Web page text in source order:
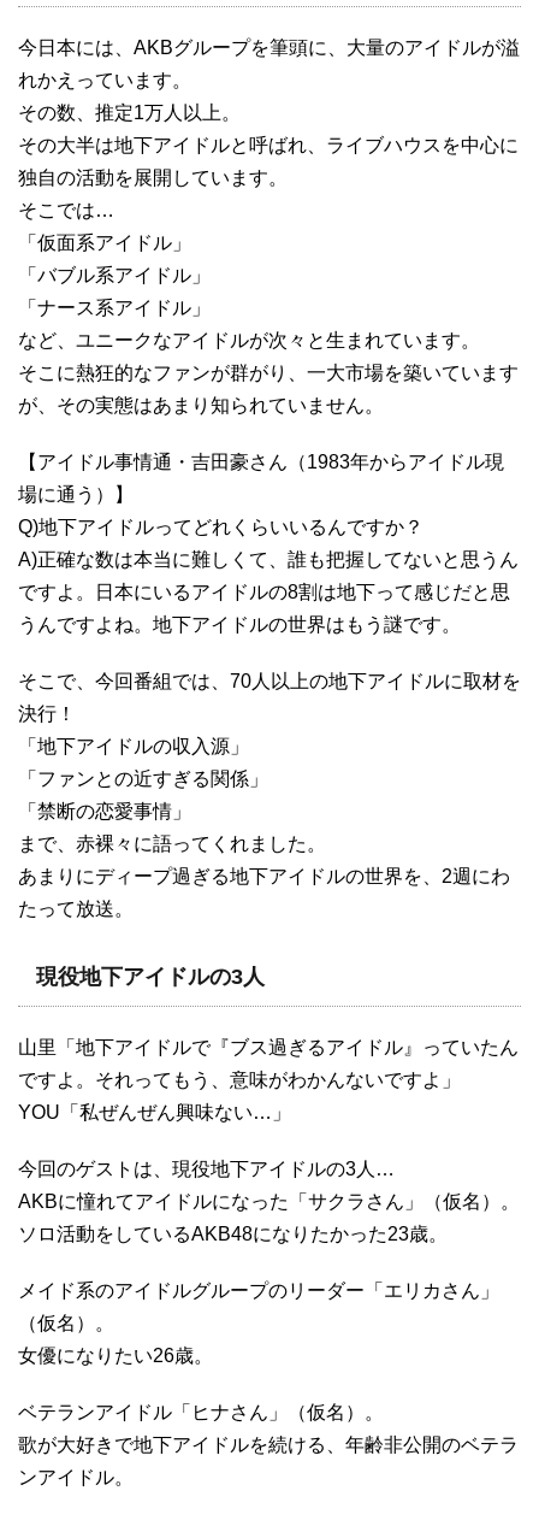
今日本には、AKBグループを筆頭に、大量のアイドルが溢
れかえっています。
その数、推定1万人以上。
その大半は地下アイドルと呼ばれ、ライブハウスを中心に
独自の活動を展開しています。
そこでは…
「仮面系アイドル」
「バブル系アイドル」
「ナース系アイドル」
など、ユニークなアイドルが次々と生まれています。
そこに熱狂的なファンが群がり、一大市場を築いています
が、その実態はあまり知られていません。
【アイドル事情通・吉田豪さん（1983年からアイドル現
場に通う）】
Q)地下アイドルってどれくらいいるんですか？
A)正確な数は本当に難しくて、誰も把握してないと思うん
ですよ。日本にいるアイドルの8割は地下って感じだと思
うんですよね。地下アイドルの世界はもう謎です。
そこで、今回番組では、70人以上の地下アイドルに取材を
決行！
「地下アイドルの収入源」
「ファンとの近すぎる関係」
「禁断の恋愛事情」
まで、赤裸々に語ってくれました。
あまりにディープ過ぎる地下アイドルの世界を、2週にわ
たって放送。
現役地下アイドルの3人
山里「地下アイドルで『ブス過ぎるアイドル』っていたん
ですよ。それってもう、意味がわかんないですよ」
YOU「私ぜんぜん興味ない…」
今回のゲストは、現役地下アイドルの3人…
AKBに憧れてアイドルになった「サクラさん」（仮名）。
ソロ活動をしているAKB48になりたかった23歳。
メイド系のアイドルグループのリーダー「エリカさん」
（仮名）。
女優になりたい26歳。
ベテランアイドル「ヒナさん」（仮名）。
歌が大好きで地下アイドルを続ける、年齢非公開のベテラ
ンアイドル。